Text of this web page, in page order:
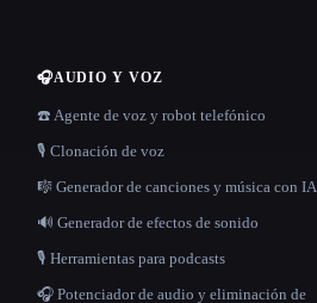
🎧AUDIO Y VOZ
☎️ Agente de voz y robot telefónico
🎙️ Clonación de voz
🎼 Generador de canciones y música con IA
🔊 Generador de efectos de sonido
🎙️ Herramientas para podcasts
🎧 Potenciador de audio y eliminación de